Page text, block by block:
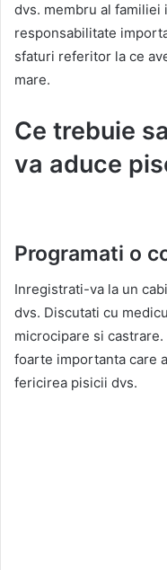
dvs. membru al familiei
responsabilitate
sfaturi referitor la ce
mare.
Ce trebuie
va aduce
Programati o
Inregistrati-va la un
dvs. Discutati cu
microcipare si
foarte importanta care
fericirea pisicii dvs.